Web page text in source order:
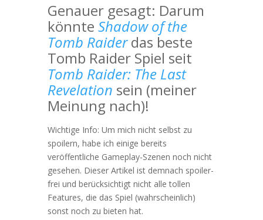
Genauer gesagt: Darum
könnte Shadow of the
Tomb Raiderdas beste
Tomb Raider Spiel seit
Tomb Raider: The Last
Revelation sein (meiner
Meinung nach)!
Wichtige Info: Um mich nicht selbst zu
spoilern, habe ich einige bereits
veröffentliche Gameplay-Szenen noch nicht
gesehen. Dieser Artikel ist demnach spoiler-
frei und berücksichtigt nicht alle tollen
Features, die das Spiel (wahrscheinlich)
sonst noch zu bieten hat.